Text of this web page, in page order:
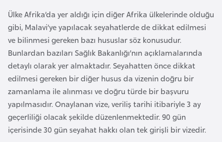
Ülke Afrika’da yer aldığı için diğer Afrika ülkelerinde olduğu
gibi, Malavi’ye yapılacak seyahatlerde de dikkat edilmesi
ve bilinmesi gereken bazı hususlar söz konusudur.
Bunlardan bazıları Sağlık Bakanlığı’nın açıklamalarında
detaylı olarak yer almaktadır. Seyahatten önce dikkat
edilmesi gereken bir diğer husus da vizenin doğru bir
zamanlama ile alınması ve doğru türde bir başvuru
yapılmasıdır. Onaylanan vize, veriliş tarihi itibariyle 3 ay
geçerliliği olacak şekilde düzenlenmektedir. 90 gün
içerisinde 30 gün seyahat hakkı olan tek girişli bir vizedir.
B
a
h
r
e
y
n
B
a